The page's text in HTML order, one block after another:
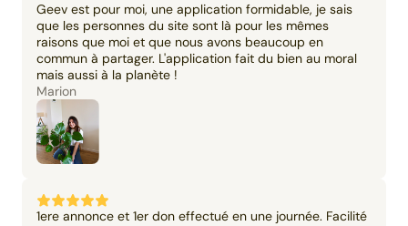
Geev est pour moi, une application formidable, je sais
que les personnes du site sont là pour les mêmes
raisons que moi et que nous avons beaucoup en
commun à partager. L'application fait du bien au moral
mais aussi à la planète !
Marion
1ere annonce et 1er don effectué en une journée. Facilité